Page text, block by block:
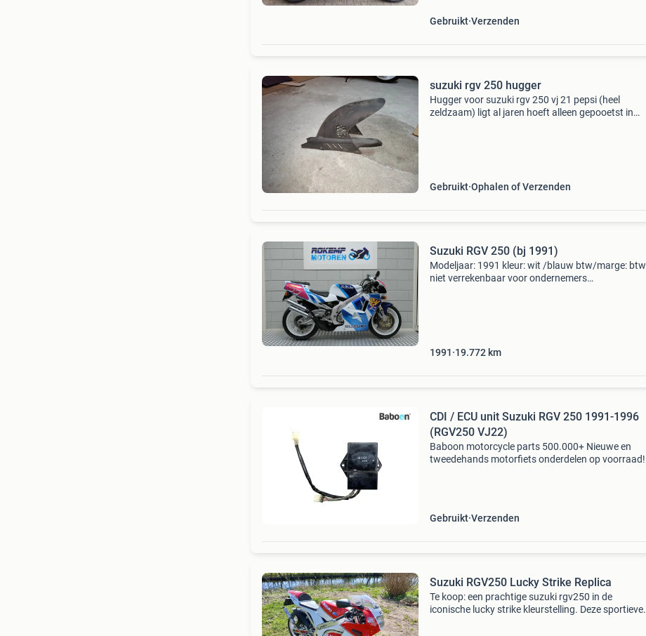
Gebruikt Verzenden
suzuki rgv 250 hugger
Hugger voor suzuki rgv 250 vj 21 pepsi (heel
zeldzaam) ligt al jaren hoeft alleen gepooetst in
Gebruikt Ophalen of Verzenden
Suzuki RGV 250 (bj 1991)
Modeljaar: 1991 kleur: wit /blauw btw/marge: btw
niet verrekenbaar voor ondernemers
1991 19.772 km
CDI / ECU unit Suzuki RGV 250 1991-1996
(RGV250 VJ22)
Baboon motorcycle parts 500.000+ Nieuwe en
tweedehands motorfiets onderdelen op voorraad!
Gebruikt Verzenden
Suzuki RGV250 Lucky Strike Replica
Te koop: een prachtige suzuki rgv250 in de
iconische lucky strike kleurstelling. Deze sportieve